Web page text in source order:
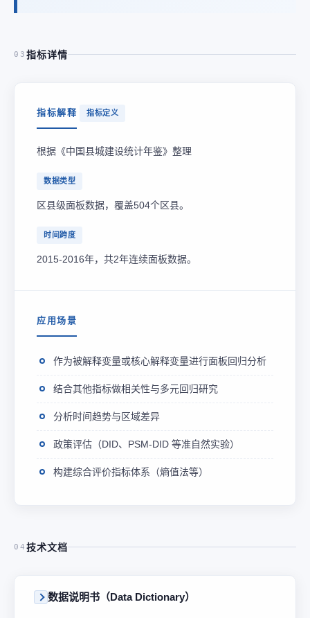
03 指标详情
指标解释 指标定义
根据《中国县城建设统计年鉴》整理
数据类型
区县级面板数据，覆盖504个区县。
时间跨度
2015-2016年，共2年连续面板数据。
应用场景
作为被解释变量或核心解释变量进行面板回归分析
结合其他指标做相关性与多元回归研究
分析时间趋势与区域差异
政策评估（DID、PSM-DID 等准自然实验）
构建综合评价指标体系（熵值法等）
04 技术文档
数据说明书（Data Dictionary）